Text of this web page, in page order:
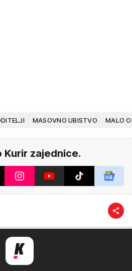
MASOVNO UBISTVO MALO
Kurir zajednice.